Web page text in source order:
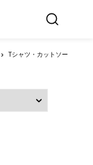
Tシャツ・カットソー